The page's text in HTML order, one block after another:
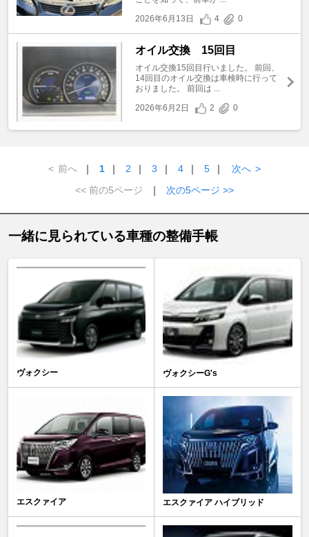
2026年6月13日
4 0
オイル交換 15回目
オイル交換15回目行いました。 前回、
14回目のオイル交換は車検時に行って
おりました。 前回は ...
2026年6月2日
2 0
< 前へ ｜ 1 ｜ 2 ｜ 3 ｜ 4 ｜ 5 ｜ 次へ >
<< 前の5ページ
｜ 次の5ページ >>
一緒に見られている車種の整備手帳
ヴォクシー ヴォクシーG's
エスクァイア エスクァイア ハイブリッド